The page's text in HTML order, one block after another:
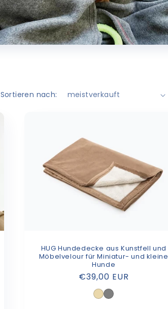
Sortieren nach:
HUG Hundedecke aus Kunstfell und
Möbelvelour für Miniatur- und kleine
Hunde
Normaler
Preis
€39,00 EUR
BeigeGrau